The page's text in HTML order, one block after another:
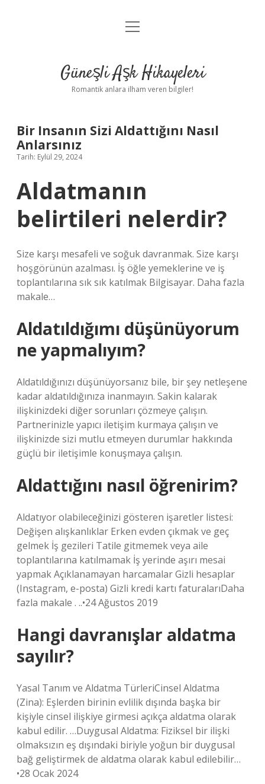
Anasayfa
Yasal Uyarı
menüyü
Güneşli Aşk Hikayeleri
Romantik anlara ilham veren bilgiler!
Bir Insanın Sizi Aldattığını Nasıl
Anlarsınız
Tarih: Eylül 29, 2024
Aldatmanın
belirtileri nelerdir?
Size karşı mesafeli ve soğuk davranmak. Size karşı
hoşgörünün azalması. İş öğle yemeklerine ve iş
toplantılarına sık sık katılmak Bilgisayar. Daha fazla
makale…
Aldatıldığımı düşünüyorum
ne yapmalıyım?
Aldatıldığınızı düşünüyorsanız bile, bir şey netleşene
kadar aldatıldığınıza inanmayın. Sakin kalarak
ilişkinizdeki diğer sorunları çözmeye çalışın.
Partnerinizle yapıcı iletişim kurmaya çalışın ve
ilişkinizde sizi mutlu etmeyen durumlar hakkında
güçlü bir iletişimle konuşmaya çalışın.
Aldattığını nasıl öğrenirim?
Aldatıyor olabileceğinizi gösteren işaretler listesi:
Değişen alışkanlıklar Erken evden çıkmak ve geç
gelmek İş gezileri Tatile gitmemek veya aile
toplantılarına katılmamak İş yerinde aşırı mesai
yapmak Açıklanamayan harcamalar Gizli hesaplar
(Instagram, e-posta) Gizli kredi kartı faturalarıDaha
fazla makale . ..•24 Ağustos 2019
Hangi davranışlar aldatma
sayılır?
Yasal Tanım ve Aldatma TürleriCinsel Aldatma
(Zina): Eşlerden birinin evlilik dışında başka bir
kişiyle cinsel ilişkiye girmesi açıkça aldatma olarak
kabul edilir. …Duygusal Aldatma: Fiziksel bir ilişki
olmaksızın eş dışındaki biriyle yoğun bir duygusal
bağ geliştirmek de aldatma olarak kabul edilebilir…
•28 Ocak 2024